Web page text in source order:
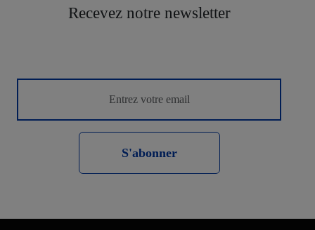
Recevez notre newsletter
S'abonner